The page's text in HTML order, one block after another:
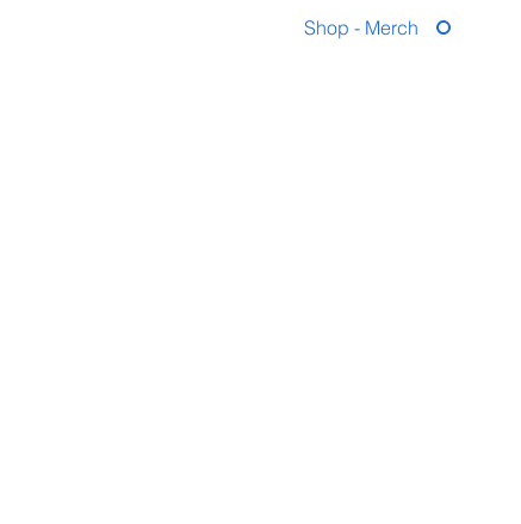
Shop - Merch